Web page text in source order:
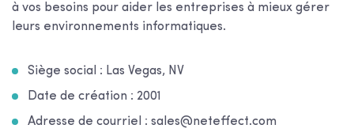
à vos besoins pour aider les entreprises à mieux gérer
leurs environnements informatiques.
Siège social : Las Vegas, NV
Date de création : 2001
Adresse de courriel : sales@neteffect.com